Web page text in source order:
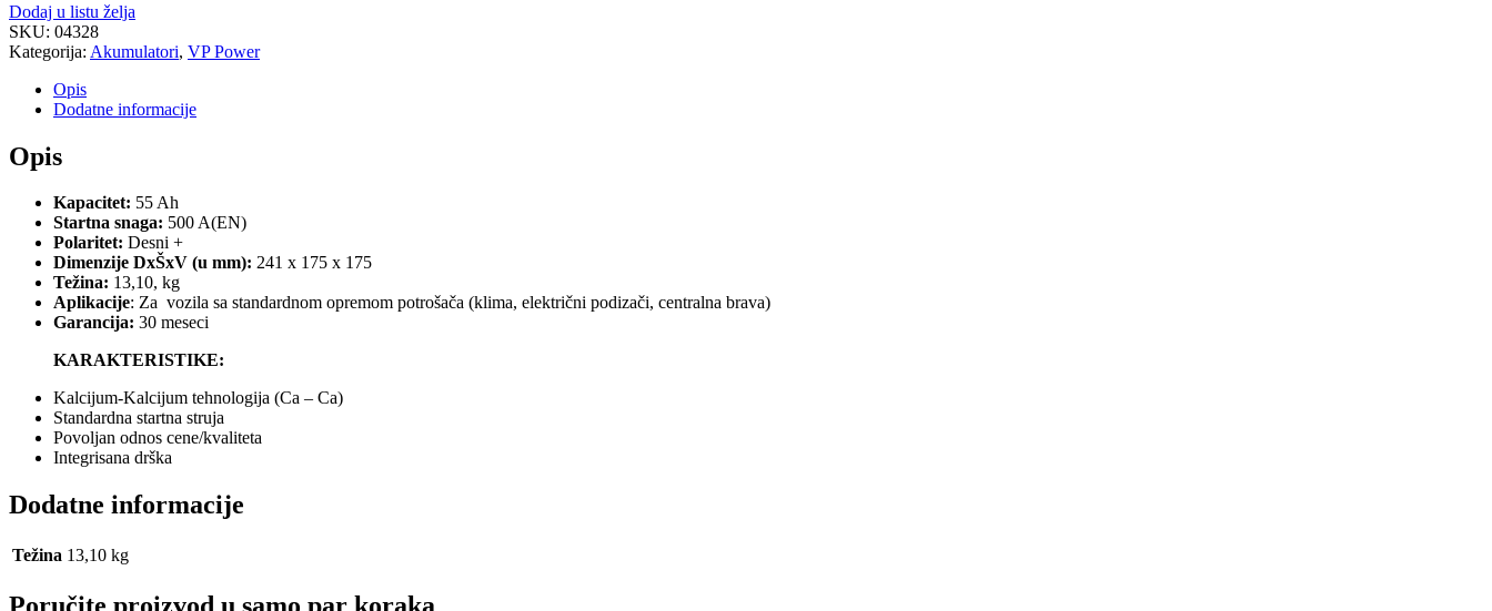
Dodaj u listu želja
SKU: 04328
Kategorija: Akumulatori, VP Power
Opis
Dodatne informacije
Opis
Kapacitet: 55 Ah
Startna snaga: 500 A(EN)
Polaritet: Desni +
Dimenzije DxŠxV (u mm): 241 x 175 x 175
Težina: 13,10, kg
Aplikacije: Za vozila sa standardnom opremom potrošača (klima, električni podizači, centralna brava)
Garancija: 30 meseci
KARAKTERISTIKE:
Kalcijum-Kalcijum tehnologija (Ca – Ca)
Standardna startna struja
Povoljan odnos cene/kvaliteta
Integrisana drška
Dodatne informacije
Težina 13,10 kg